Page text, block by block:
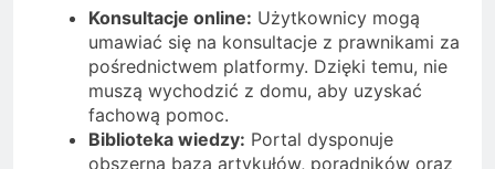
Konsultacje online: Użytkownicy mogą
umawiać się na konsultacje z prawnikami za
pośrednictwem platformy. Dzięki temu, nie
muszą wychodzić z domu, aby uzyskać
fachową pomoc.
Biblioteka wiedzy: Portal dysponuje
obszerną bazą artykułów, poradników oraz